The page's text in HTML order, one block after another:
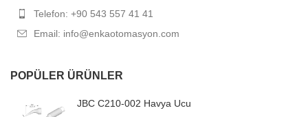
Telefon: +90 543 557 41 41
Email: info@enkaotomasyon.com
POPÜLER ÜRÜNLER
JBC C210-002 Havya Ucu